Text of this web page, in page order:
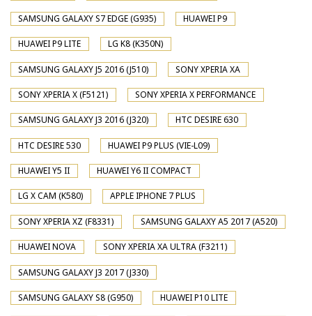
SAMSUNG GALAXY S7 EDGE (G935) HUAWEI P9
HUAWEI P9 LITE LG K8 (K350N)
SAMSUNG GALAXY J5 2016 (J510) SONY XPERIA XA
SONY XPERIA X (F5121) SONY XPERIA X PERFORMANCE
SAMSUNG GALAXY J3 2016 (J320) HTC DESIRE 630
HTC DESIRE 530 HUAWEI P9 PLUS (VIE-L09)
HUAWEI Y5 II HUAWEI Y6 II COMPACT
LG X CAM (K580) APPLE IPHONE 7 PLUS
SONY XPERIA XZ (F8331) SAMSUNG GALAXY A5 2017 (A520)
HUAWEI NOVA SONY XPERIA XA ULTRA (F3211)
SAMSUNG GALAXY J3 2017 (J330)
SAMSUNG GALAXY S8 (G950) HUAWEI P10 LITE